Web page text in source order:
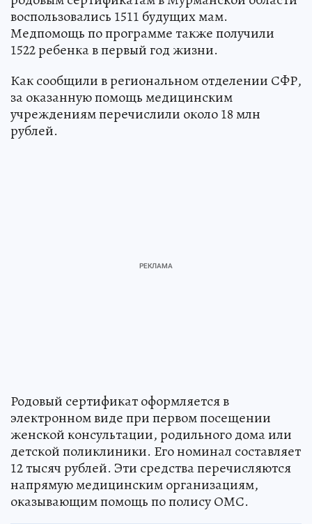
воспользовались 1511 будущих мам.
Медпомощь по программе также получили
1522 ребенка в первый год жизни.
Как сообщили в региональном отделении СФР,
за оказанную помощь медицинским
учреждениям перечислили около 18 млн
рублей.
Родовый сертификат оформляется в
электронном виде при первом посещении
женской консультации, родильного дома или
детской поликлиники. Его номинал составляет
12 тысяч рублей. Эти средства перечисляются
напрямую медицинским организациям,
оказывающим помощь по полису ОМС.